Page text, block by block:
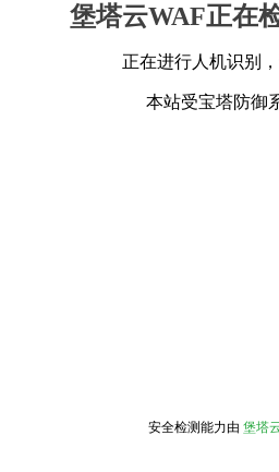
堡塔云WAF正在
正在进行人机识别
本站受宝塔防御
安全检测能力由 堡塔